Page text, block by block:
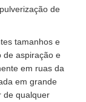
de
tamanhos e
de aspiração e
em ruas da
em grande
de qualquer